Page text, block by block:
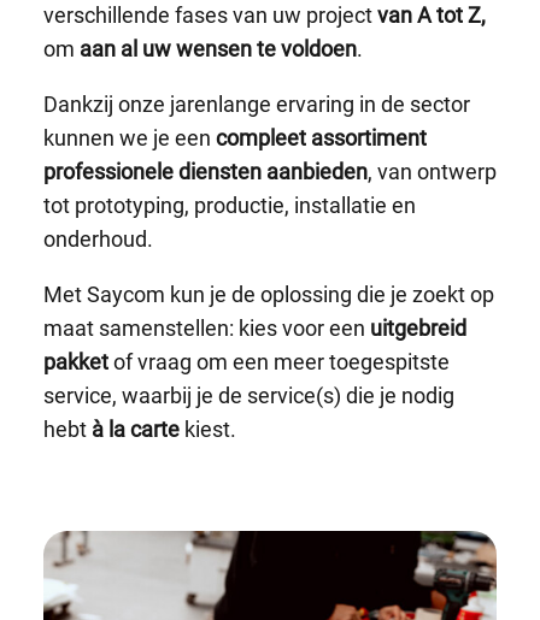
verschillende fases van uw projectvan A tot Z,
om aan al uw wensen te voldoen.
Dankzij onze jarenlange ervaring in de sector
kunnen we je een compleet assortiment
professionele diensten aanbieden, van ontwerp
tot prototyping, productie, installatie en
onderhoud.
Met Saycom kun je de oplossing die je zoekt op
maat samenstellen: kies voor een uitgebreid
pakketof vraag om een meer toegespitste
service, waarbij je de service(s) die je nodig
hebt à la carte kiest.